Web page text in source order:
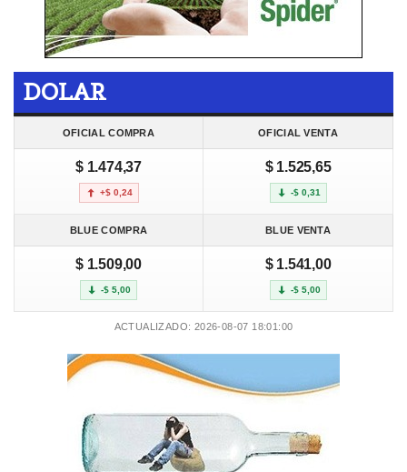
DOLAR
OFICIAL COMPRA OFICIAL VENTA
$ 1.474,37
+$ 0,24
$ 1.525,65
-$ 0,31
BLUE COMPRA BLUE VENTA
$ 1.509,00
-$ 5,00
$ 1.541,00
-$ 5,00
ACTUALIZADO: 2026-08-07 18:01:00